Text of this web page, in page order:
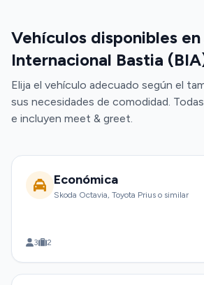
Vehículos disponibles
Internacional Bastia
Elija el vehículo adecuado según el
sus necesidades de comodidad.
e incluyen meet & greet.
Económica
Skoda Octavia, Toyota Prius o similar
3 2